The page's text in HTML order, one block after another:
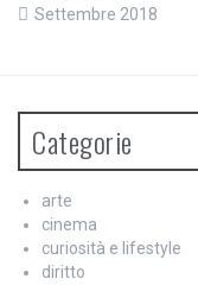
Settembre 2018
Categorie
arte
cinema
curiosità e lifestyle
diritto